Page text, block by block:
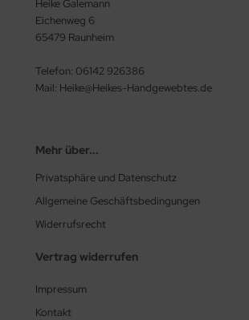
Heike Galemann
Eichenweg 6
65479 Raunheim
Telefon: 06142 926386
Mail: Heike@Heikes-Handgewebtes.de
Mehr über...
Privatsphäre und Datenschutz
Allgemeine Geschäftsbedingungen
Widerrufsrecht
Vertrag widerrufen
Impressum
Kontakt